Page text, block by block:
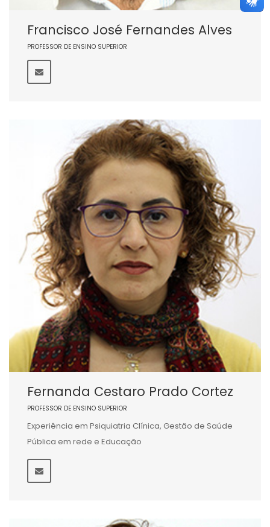
Francisco José Fernandes Alves
PROFESSOR DE ENSINO SUPERIOR
Fernanda Cestaro Prado Cortez
PROFESSOR DE ENSINO SUPERIOR
Experiência em Psiquiatria Clínica, Gestão de Saúde
Pública em rede e Educação